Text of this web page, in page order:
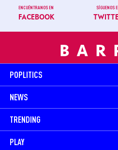
ENCUÉNTRANOS EN
FACEBOOK
SÍGUENOS
POPLITICS
NEWS
TRENDING
PLAY